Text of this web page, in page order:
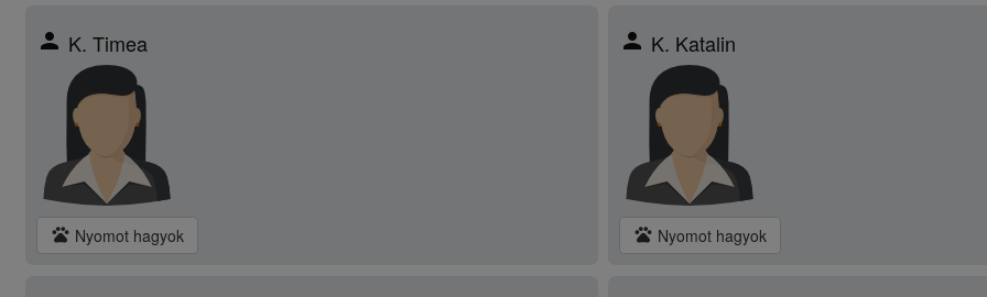
person K. Timea
pets Nyomot hagyok
person K. Katalin
pets Nyomot hagyok